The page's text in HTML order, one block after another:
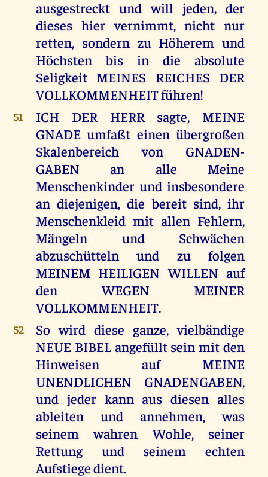
ausgestreckt und will jeden, der
dieses hier vernimmt, nicht nur
retten, sondern zu Höherem und
Höchsten bis in die absolute
Seligkeit MEINES REICHES DER
VOLLKOMMENHEIT führen!
51
ICH DER HERR sagte, MEINE
GNADE umfaßt einen übergroßen
Skalenbereich von GNADEN-
GABEN an alle Meine
Menschenkinder und insbesondere
an diejenigen, die bereit sind, ihr
Menschenkleid mit allen Fehlern,
Mängeln und Schwächen
abzuschütteln und zu folgen
MEINEM HEILIGEN WILLEN auf
den WEGEN MEINER
VOLLKOMMENHEIT.
52
So wird diese ganze, vielbändige
NEUE BIBEL angefüllt sein mit den
Hinweisen auf MEINE
UNENDLICHEN GNADENGABEN,
und jeder kann aus diesen alles
ableiten und annehmen, was
seinem wahren Wohle, seiner
Rettung und seinem echten
Aufstiege dient.